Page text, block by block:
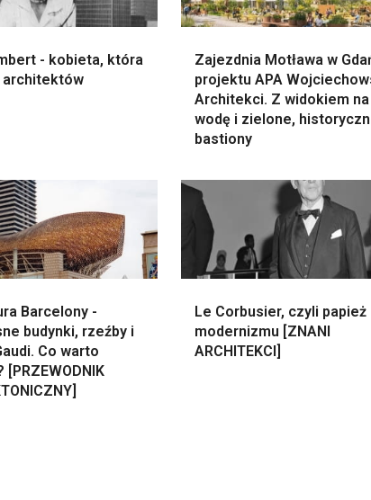
- kobieta, która
architektów
Zajezdnia Motława w
projektu APA
Architekci. Z widokiem na
wodę i zielone,
bastiony
Barcelony -
budynki, rzeźby i
Co warto
Le Corbusier, czyli papież
modernizmu [ZNANI
ARCHITEKCI]